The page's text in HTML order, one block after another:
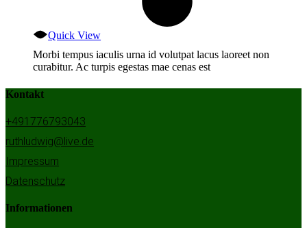
Quick View
Morbi tempus iaculis urna id volutpat lacus laoreet non
curabitur. Ac turpis egestas mae cenas est
Kontakt
+491776793043
ruthludwig@live.de
Impressum
Datenschutz
Informationen